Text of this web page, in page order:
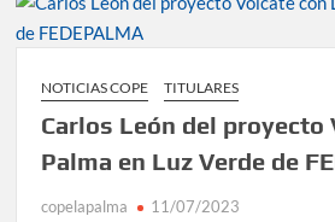
NOTICIAS COPE TITULARES
Carlos León del proyecto
Palma en Luz Verde de
copelapalma 11/07/2023